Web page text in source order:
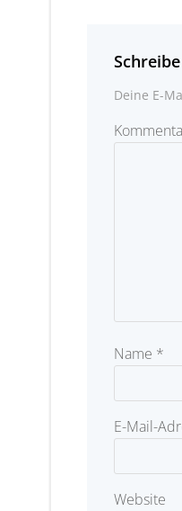
Deine E-
Name *
E-Mail-
Website